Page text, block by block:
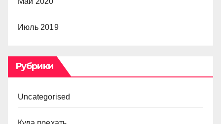
Июль 2019
Рубрики
Uncategorised